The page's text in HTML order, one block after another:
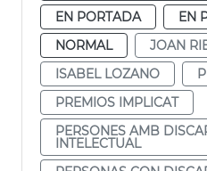
EN PORTADA
EN
NORMAL
JOAN
ISABEL LOZANO
PREMIOS IMPLICAT
PERSONES AMB
INTELECTUAL